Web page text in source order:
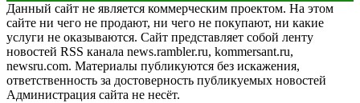
Данный сайт не является коммерческим проектом. На этом
сайте ни чего не продают, ни чего не покупают, ни какие
услуги не оказываются. Сайт представляет собой ленту
новостей RSS канала news.rambler.ru, kommersant.ru,
newsru.com. Материалы публикуются без искажения,
ответственность за достоверность публикуемых новостей
Администрация сайта не несёт.